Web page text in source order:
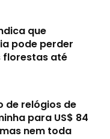
que
pode perder
florestas até
de relógios de
para US$ 84
nem toda